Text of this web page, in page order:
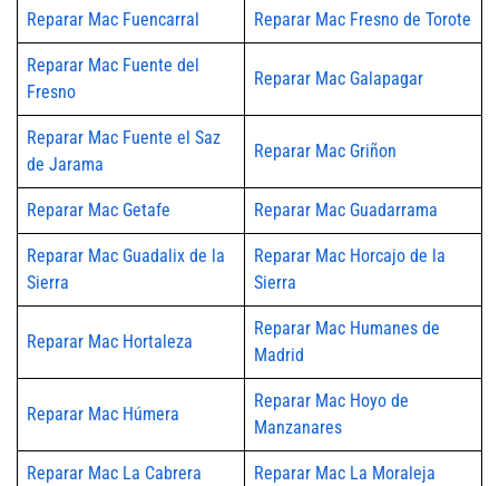
Reparar Mac Fuencarral Reparar Mac Fresno de Torote
Reparar Mac Fuente del
Fresno
Reparar Mac Galapagar
Reparar Mac Fuente el Saz
de Jarama
Reparar Mac Griñon
Reparar Mac Getafe Reparar Mac Guadarrama
Reparar Mac Guadalix de la
Sierra
Reparar Mac Horcajo de la
Sierra
Reparar Mac Hortaleza
Reparar Mac Humanes de
Madrid
Reparar Mac Húmera
Reparar Mac Hoyo de
Manzanares
Reparar Mac La Cabrera Reparar Mac La Moraleja